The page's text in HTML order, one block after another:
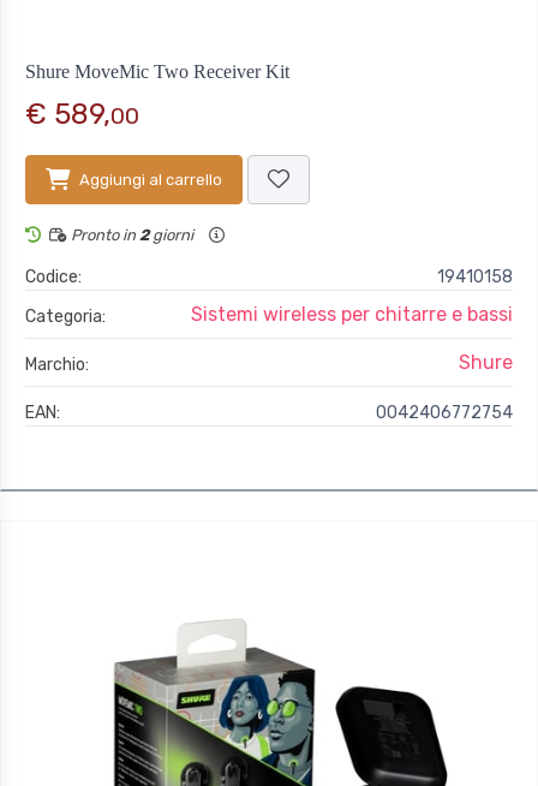
Shure MoveMic Two Receiver Kit
€ 589,00
Aggiungi al carrello
Pronto in 2giorni
Codice:
19410158
Categoria:
Sistemi wireless per chitarre e bassi
Marchio: Shure
EAN: 0042406772754